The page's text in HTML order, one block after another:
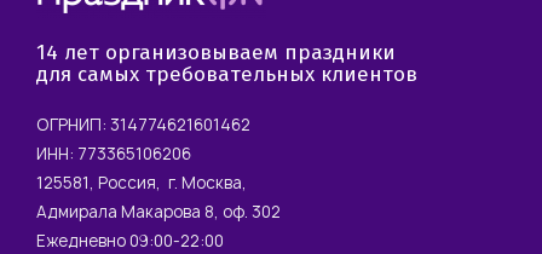
14 лет организовываем праздники
для самых требовательных клиентов
ОГРНИП: 314774621601462
ИНН: 773365106206
125581, Россия, г. Москва,
Адмирала Макарова 8, оф. 302
Ежедневно 09:00-22:00